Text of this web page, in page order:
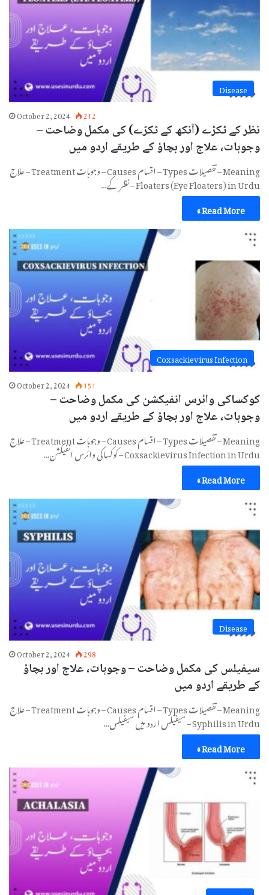
Disease
October 2, 2024 212
نظر کے ٹکڑے (آنکھ کے ٹکڑے) کی مکمل وضاحت –
وجوہات، علاج اور بچاؤ کے طریقے اردو میں
Meaning – تفصیلات Types – اقسام Causes – وجوہات Treatment – علاج
Floaters (Eye Floaters) in Urdu – نظر کے…
Read More »
Coxsackievirus Infection
October 2, 2024 151
کوکساکی وائرس انفیکشن کی مکمل وضاحت –
وجوہات، علاج اور بچاؤ کے طریقے اردو میں
Meaning – تفصیلات Types – اقسام Causes – وجوہات Treatment – علاج
Coxsackievirus Infection in Urdu – کوکساکی وائرس انفیکشن…
Read More »
Disease
October 2, 2024 298
سیفیلس کی مکمل وضاحت – وجوہات، علاج اور بچاؤ
کے طریقے اردو میں
Meaning – تفصیلات Types – اقسام Causes – وجوہات Treatment – علاج
Syphilis in Urdu – سیفیلس اردو میں سیفیلس…
Read More »